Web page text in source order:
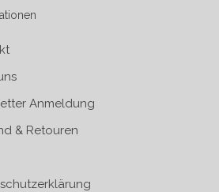
Anmeldung
& Retouren